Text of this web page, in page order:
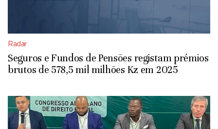
Radar
Seguros e Fundos de Pensões registam prémios
brutos de 578,5 mil milhões Kz em 2025